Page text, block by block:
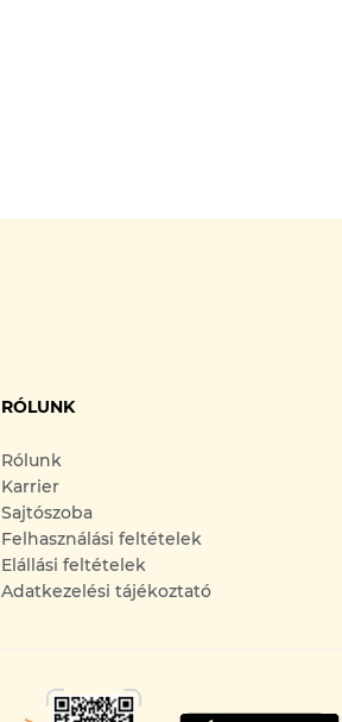
RÓLUNK
Rólunk
Karrier
Sajtószoba
Felhasználási feltételek
Elállási feltételek
Adatkezelési tájékoztató